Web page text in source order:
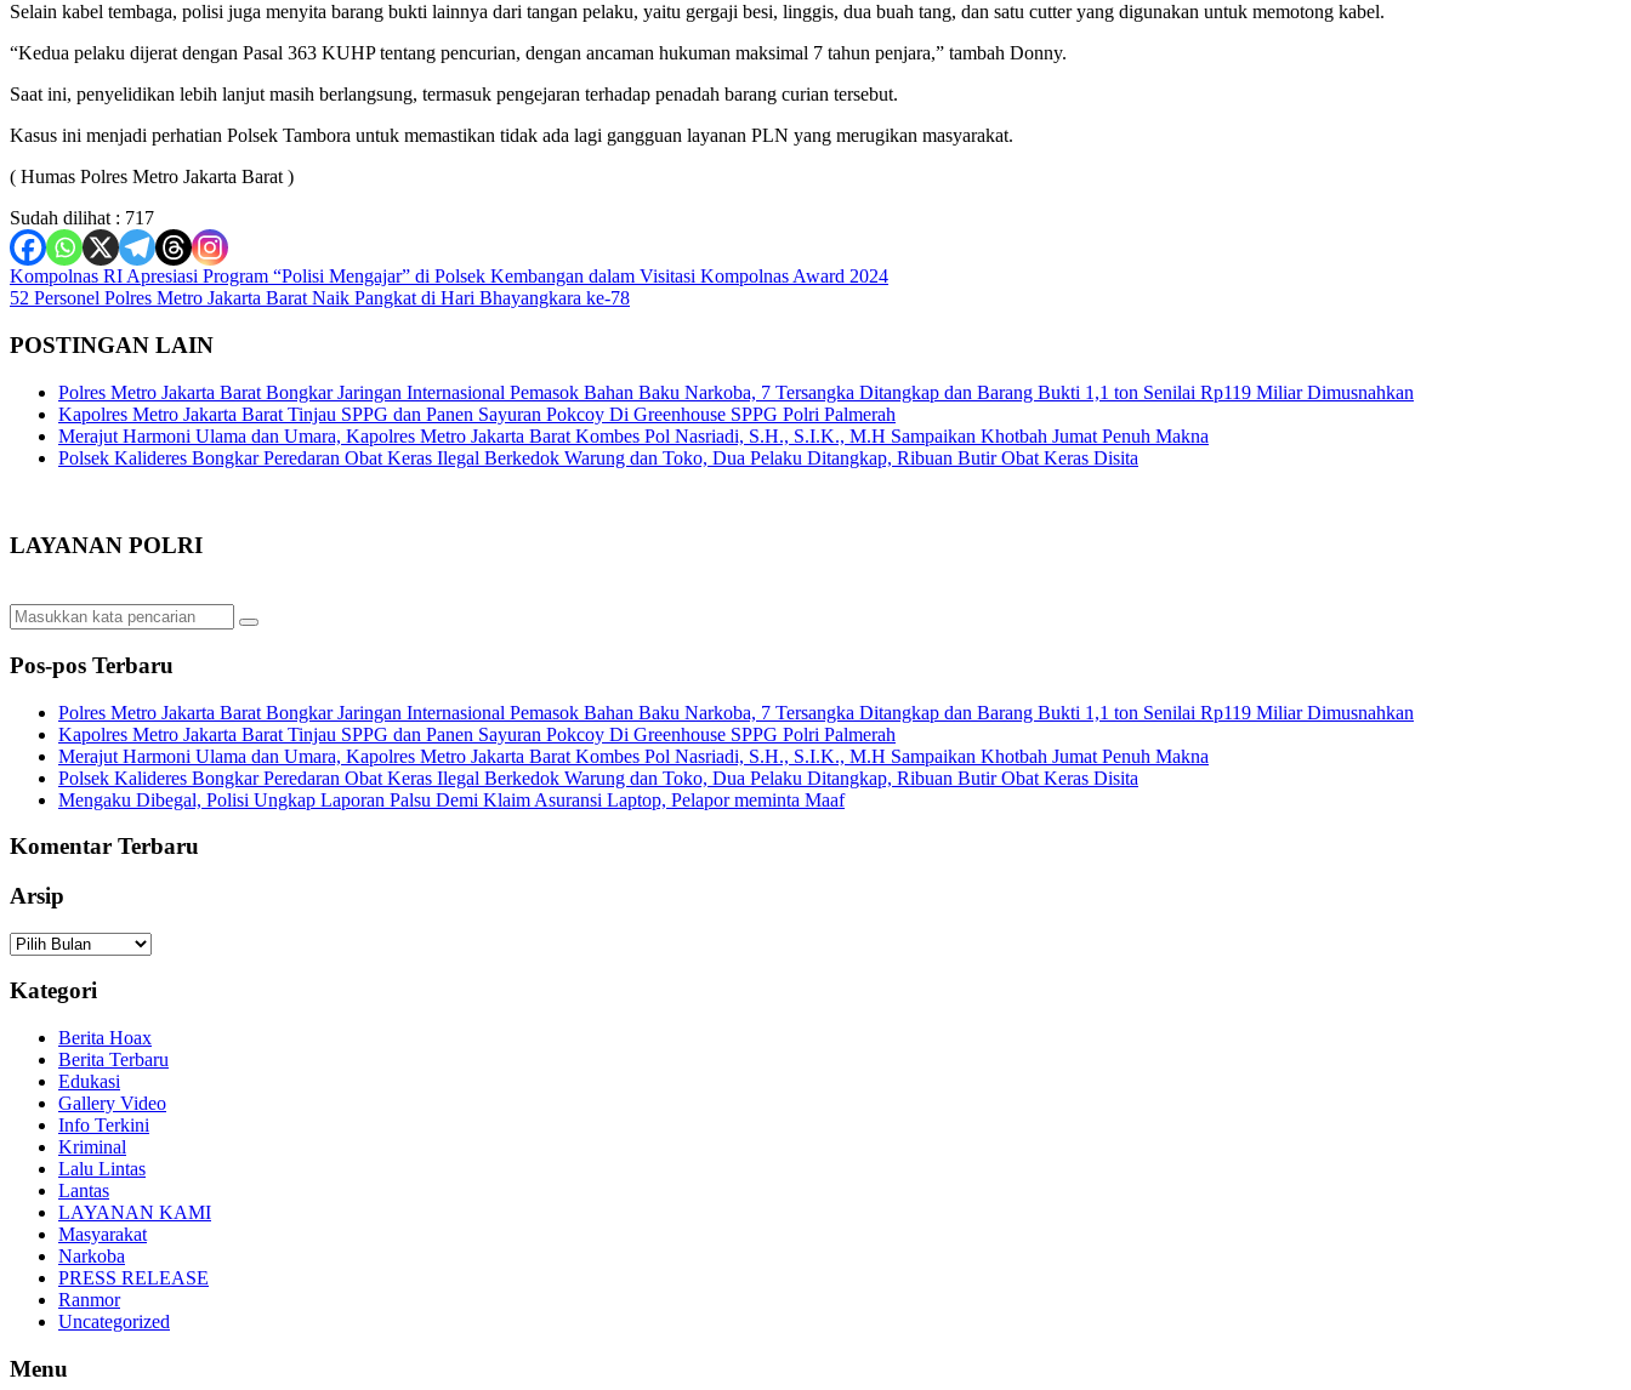
Selain kabel tembaga, polisi juga menyita barang bukti lainnya dari tangan pelaku, yaitu gergaji besi, linggis, dua buah tang, dan satu cutter yang digunakan untuk memotong kabel.
“Kedua pelaku dijerat dengan Pasal 363 KUHP tentang pencurian, dengan ancaman hukuman maksimal 7 tahun penjara,” tambah Donny.
Saat ini, penyelidikan lebih lanjut masih berlangsung, termasuk pengejaran terhadap penadah barang curian tersebut.
Kasus ini menjadi perhatian Polsek Tambora untuk memastikan tidak ada lagi gangguan layanan PLN yang merugikan masyarakat.
( Humas Polres Metro Jakarta Barat )
Sudah dilihat : 717
Navigasi
pos
Kompolnas RI Apresiasi Program “Polisi Mengajar” di Polsek Kembangan dalam Visitasi Kompolnas Award 2024
52 Personel Polres Metro Jakarta Barat Naik Pangkat di Hari Bhayangkara ke-78
POSTINGAN LAIN
Polres Metro Jakarta Barat Bongkar Jaringan Internasional Pemasok Bahan Baku Narkoba, 7 Tersangka Ditangkap dan Barang Bukti 1,1 ton Senilai Rp119 Miliar Dimusnahkan
Kapolres Metro Jakarta Barat Tinjau SPPG dan Panen Sayuran Pokcoy Di Greenhouse SPPG Polri Palmerah
Merajut Harmoni Ulama dan Umara, Kapolres Metro Jakarta Barat Kombes Pol Nasriadi, S.H., S.I.K., M.H Sampaikan Khotbah Jumat Penuh Makna
Polsek Kalideres Bongkar Peredaran Obat Keras Ilegal Berkedok Warung dan Toko, Dua Pelaku Ditangkap, Ribuan Butir Obat Keras Disita
LAYANAN POLRI
Pos-pos Terbaru
Polres Metro Jakarta Barat Bongkar Jaringan Internasional Pemasok Bahan Baku Narkoba, 7 Tersangka Ditangkap dan Barang Bukti 1,1 ton Senilai Rp119 Miliar Dimusnahkan
Kapolres Metro Jakarta Barat Tinjau SPPG dan Panen Sayuran Pokcoy Di Greenhouse SPPG Polri Palmerah
Merajut Harmoni Ulama dan Umara, Kapolres Metro Jakarta Barat Kombes Pol Nasriadi, S.H., S.I.K., M.H Sampaikan Khotbah Jumat Penuh Makna
Polsek Kalideres Bongkar Peredaran Obat Keras Ilegal Berkedok Warung dan Toko, Dua Pelaku Ditangkap, Ribuan Butir Obat Keras Disita
Mengaku Dibegal, Polisi Ungkap Laporan Palsu Demi Klaim Asuransi Laptop, Pelapor meminta Maaf
Komentar Terbaru
Arsip
Arsip
Kategori
Berita Hoax
Berita Terbaru
Edukasi
Gallery Video
Info Terkini
Kriminal
Lalu Lintas
Lantas
LAYANAN KAMI
Masyarakat
Narkoba
PRESS RELEASE
Ranmor
Uncategorized
Menu